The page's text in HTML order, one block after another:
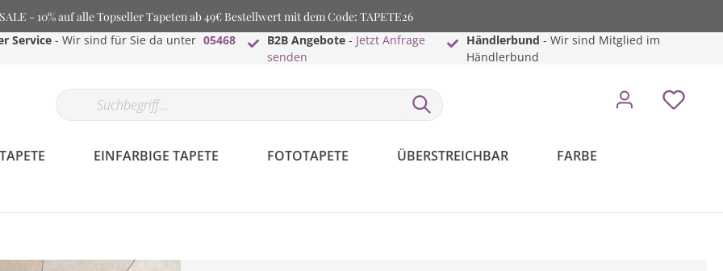
- 10% auf alle Topseller Tapeten ab 49€ Bestellwert mit dem Code: TAPETE26
Service - Wir sind für Sie da unter 05468
B2B Angebote- Jetzt Anfrage
senden
Händlerbund - Wir sind Mitglied im
Händlerbund
EINFARBIGE TAPETE FOTOTAPETE ÜBERSTREICHBAR FARBE